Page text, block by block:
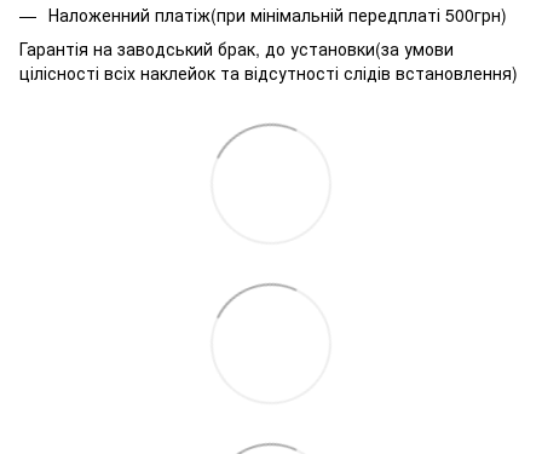
Наложенний платіж(при мінімальній передплаті 500грн)
Гарантія на заводський брак, до установки(за умови
цілісності всіх наклейок та відсутності слідів встановлення)